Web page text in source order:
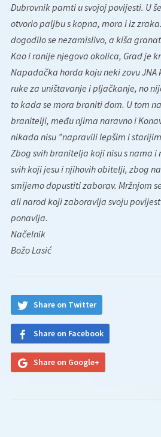
Dubrovnik pamti u svojoj povijesti. U
otvorio paljbu s kopna, mora i iz
dogodilo se nezamislivo, a kiša
Kao i ranije njegova okolica, Grad je
Napadačka horda koju neki zovu
ruke za uništavanje i pljačkanje, no
to kada se mora braniti dom. U tom
branitelji, među njima naravno i
nikada nisu ”napravili lepšim i
Zbog svih branitelja koji nisu s nama
svih koji jesu i njihovih obitelji, zbog
smijemo dopustiti zaborav. Mržnjom
ali narod koji zaboravlja svoju
ponavlja.
Načelnik
Božo Lasić
Share on Twitter
Share on Facebook
Share on Google+